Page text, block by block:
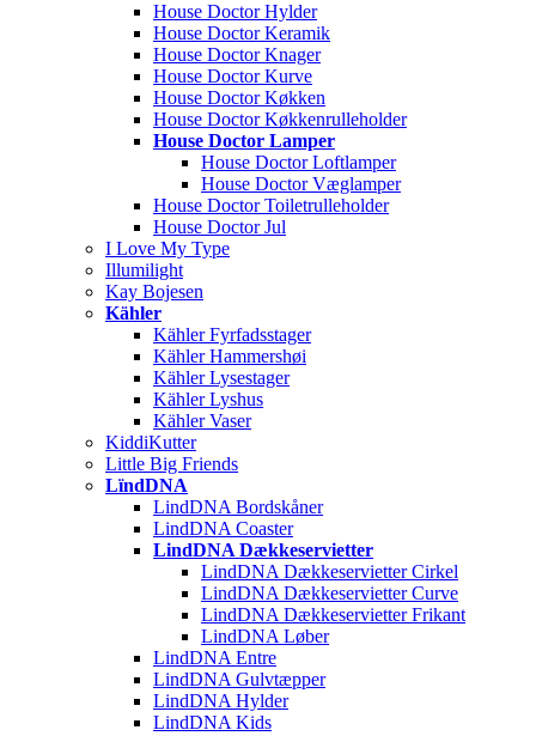
House Doctor Hylder
House Doctor Keramik
House Doctor Knager
House Doctor Kurve
House Doctor Køkken
House Doctor Køkkenrulleholder
House Doctor Lamper
House Doctor Loftlamper
House Doctor Væglamper
House Doctor Toiletrulleholder
House Doctor Jul
I Love My Type
Illumilight
Kay Bojesen
Kähler
Kähler Fyrfadsstager
Kähler Hammershøi
Kähler Lysestager
Kähler Lyshus
Kähler Vaser
KiddiKutter
Little Big Friends
LïndDNA
LindDNA Bordskåner
LindDNA Coaster
LindDNA Dækkeservietter
LindDNA Dækkeservietter Cirkel
LindDNA Dækkeservietter Curve
LindDNA Dækkeservietter Frikant
LindDNA Løber
LindDNA Entre
LindDNA Gulvtæpper
LindDNA Hylder
LindDNA Kids